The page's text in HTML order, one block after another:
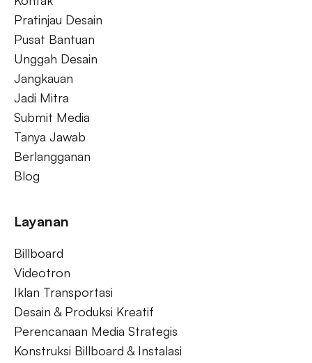
Pratinjau Desain
Pusat Bantuan
Unggah Desain
Jangkauan
Jadi Mitra
Submit Media
Tanya Jawab
Berlangganan
Blog
Layanan
Billboard
Videotron
Iklan Transportasi
Desain & Produksi Kreatif
Perencanaan Media Strategis
Konstruksi Billboard & Instalasi